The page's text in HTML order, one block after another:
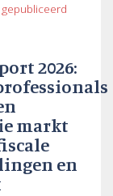
gepubliceerd
2026:
markt
en